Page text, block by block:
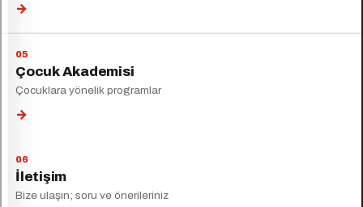
→
Çocuk Akademisi
Çocuklara yönelik programlar
→
İletişim
Bize ulaşın; soru ve önerileriniz